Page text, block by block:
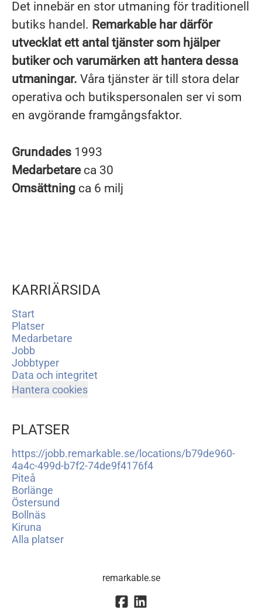
Det innebär en stor utmaning för traditionell
butiks handel. Remarkable har därför
utvecklat ett antal tjänster som hjälper
butiker och varumärken att hantera dessa
utmaningar. Våra tjänster är till stora delar
operativa och butikspersonalen ser vi som
en avgörande framgångsfaktor.
Grundades 1993
Medarbetare ca 30
Omsättning ca 6 milj
KARRIÄRSIDA
Start
Platser
Medarbetare
Jobb
Jobbtyper
Data och integritet
Hantera cookies
PLATSER
https://jobb.remarkable.se/locations/b79de960-
4a4c-499d-b7f2-74de9f4176f4
Piteå
Borlänge
Östersund
Bollnäs
Kiruna
Alla platser
remarkable.se